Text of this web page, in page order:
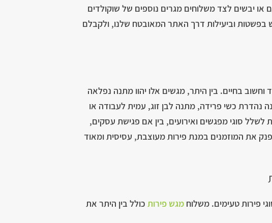
או יבשים לצד משלוחים מגרים נוספים של שוקולדים
בפשטות וביעילות דרך האתר המאובטח שלנו, ולקבלם
בחיים. בין היתר, מגשים אלו יהוו מתנה נפלאה
נהדרת כשי פרידה, מתנה לבן זוג, עמית לעבודה או
סוגי מפגשים ואירועים, בין אם פגישת עסקים,
את המוזמנים במנת פירות מעוצבת, עסיסית ומאוד
פירות טעימים. משלוח מגש פירות כולל בין היתר את